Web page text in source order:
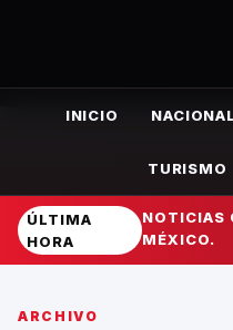
INICIO NACIONAL
TURISMO
ÚLTIMA
HORA
NOTICIAS
MÉXICO.
ARCHIVO